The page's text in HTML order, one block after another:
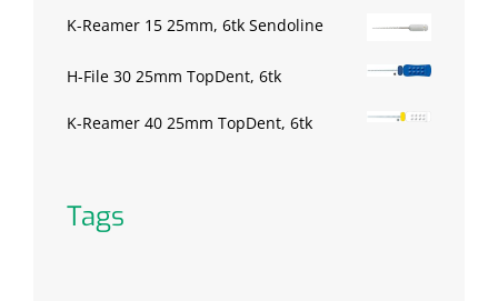
K-Reamer 15 25mm, 6tk Sendoline
H-File 30 25mm TopDent, 6tk
K-Reamer 40 25mm TopDent, 6tk
Tags